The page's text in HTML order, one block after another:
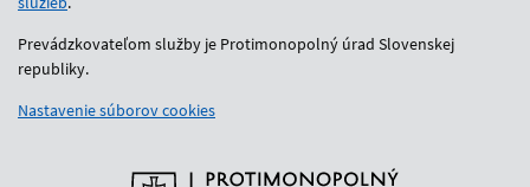
Prevádzkovateľom služby je Protimonopolný úrad Slovenskej
republiky.
Nastavenie súborov cookies